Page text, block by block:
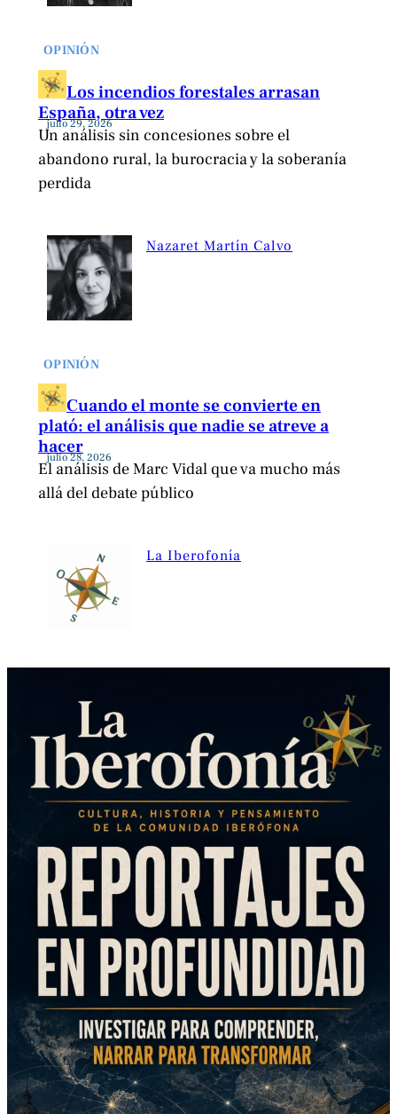
OPINIÓN
Los incendios forestales arrasan
España, otra vez
julio 29, 2026
Un análisis sin concesiones sobre el
abandono rural, la burocracia y la soberanía
perdida
Nazaret Martín Calvo
OPINIÓN
Cuando el monte se convierte en
plató: el análisis que nadie se atreve a
hacer
julio 28, 2026
El análisis de Marc Vidal que va mucho más
allá del debate público
La Iberofonía